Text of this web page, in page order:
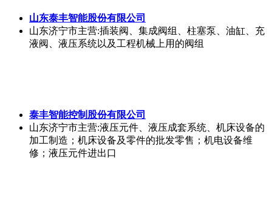
山东泰丰智能股份有限公司
山东济宁市主营:插装阀、集成阀组、柱塞泵、油缸、充
液阀、液压系统以及工程机械上用的阀组
泰丰智能控制股份有限公司
山东济宁市主营:液压元件、液压成套系统、机床设备的
加工制造；机床设备及零件的批发零售；机电设备维
修；液压元件进出口